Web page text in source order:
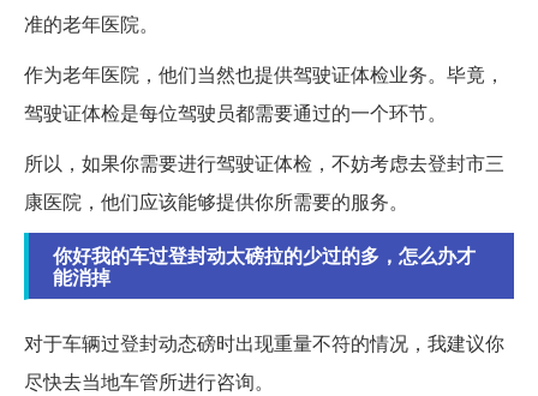
准的老年医院。
作为老年医院，他们当然也提供驾驶证体检业务。毕竟，
驾驶证体检是每位驾驶员都需要通过的一个环节。
所以，如果你需要进行驾驶证体检，不妨考虑去登封市三
康医院，他们应该能够提供你所需要的服务。
你好我的车过登封动太磅拉的少过的多，怎么办才
能消掉
对于车辆过登封动态磅时出现重量不符的情况，我建议你
尽快去当地车管所进行咨询。